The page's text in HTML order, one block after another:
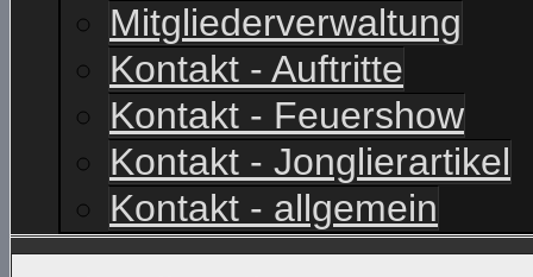
Mitgliederverwaltung
Kontakt - Auftritte
Kontakt - Feuershow
Kontakt - Jonglierartikel
Kontakt - allgemein